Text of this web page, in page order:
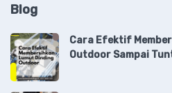
Blog
Cara Efektif
Outdoor Sampai